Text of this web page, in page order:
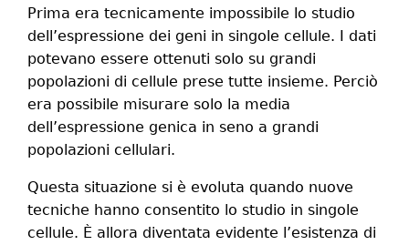
Prima era tecnicamente impossibile lo studio
dell’espressione dei geni in singole cellule. I dati
potevano essere ottenuti solo su grandi
popolazioni di cellule prese tutte insieme. Perciò
era possibile misurare solo la media
dell’espressione genica in seno a grandi
popolazioni cellulari.
Questa situazione si è evoluta quando nuove
tecniche hanno consentito lo studio in singole
cellule. È allora diventata evidente l’esistenza di